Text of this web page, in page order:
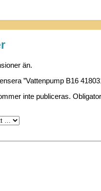
än.
”Vattenpump B16
inte publiceras.